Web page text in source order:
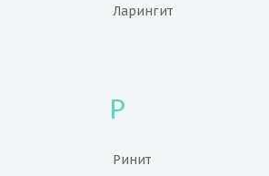
Ларингит
Р
Ринит